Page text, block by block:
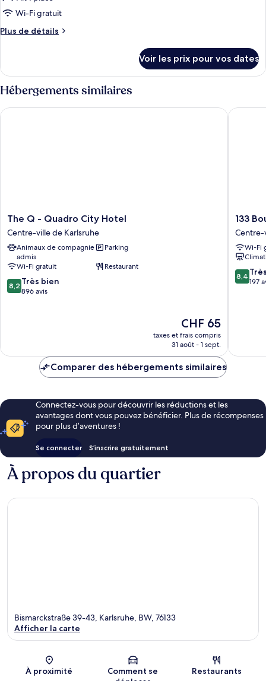
Wi-Fi gratuit
Plus de détails
Plus
le
type
de
chambre
Chambre
Voir les prix pour vos dates
Hébergements similaires
The
Q
-
Quadro
City
Hotel
Centre-
ville
The Q - Quadro City Hotel
Centre-ville de Karlsruhe
Animaux de compagnie
admis
Parking
Wi-Fi gratuit
Restaurant
8.2
sur
8,2 Très bien
896 avis
Le
nouveau
prix
de
CHF 65
taxes et frais compris
31 août - 1 sept.
The Q - Quadro City Hotel
133
Hotel
Centre-
ville
de
133
Centre-
Wi-Fi
8.4
sur
8,4
197
133
Comparer des hébergements similaires
Connectez-vous pour découvrir les réductions et les
avantages dont vous pouvez bénéficier. Plus de récompenses
pour plus d’aventures !
Se connecter S’inscrire gratuitement
À propos du quartier
Carte
Bismarckstraße 39-43, Karlsruhe, BW, 76133
Afficher la carte
À proximité
Comment se
Restaurants